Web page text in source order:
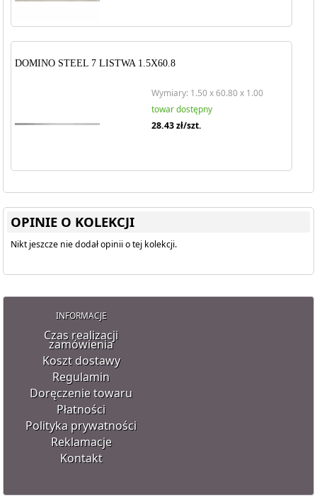
DOMINO STEEL 7 LISTWA 1.5X60.8
Wymiary: 1.50 x 60.80 x 1.00
towar dostępny
28.43zł/szt.
OPINIE O KOLEKCJI
Nikt jeszcze nie dodał opinii o tej kolekcji.
INFORMACJE
Czas realizacji
zamówienia
Koszt dostawy
Regulamin
Doręczenie towaru
Płatności
Polityka prywatności
Reklamacje
Kontakt